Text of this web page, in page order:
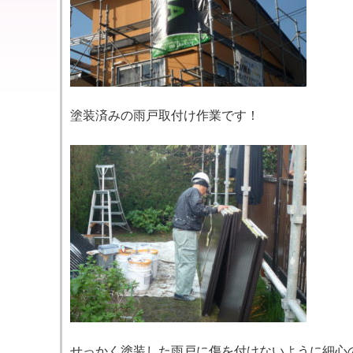
塗装済みの雨戸取付け作業です！